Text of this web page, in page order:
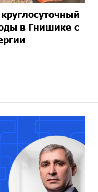
в Гнишике с